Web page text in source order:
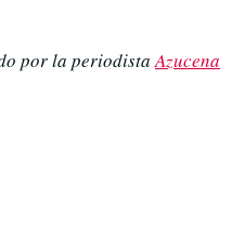
por la periodistaAzucena